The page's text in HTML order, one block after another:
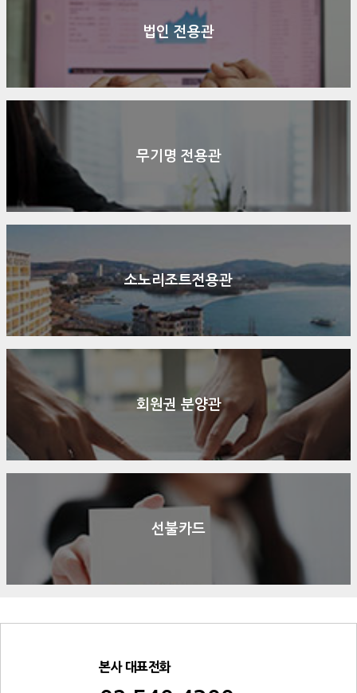
법인 전용관
무기명 전용관
소노리조트전용관
회원권 분양관
선불카드
본사 대표전화